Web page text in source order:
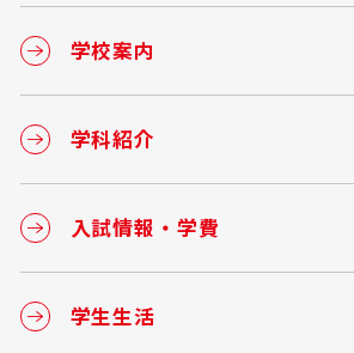
学校案内
学科紹介
入試情報・学費
学生生活